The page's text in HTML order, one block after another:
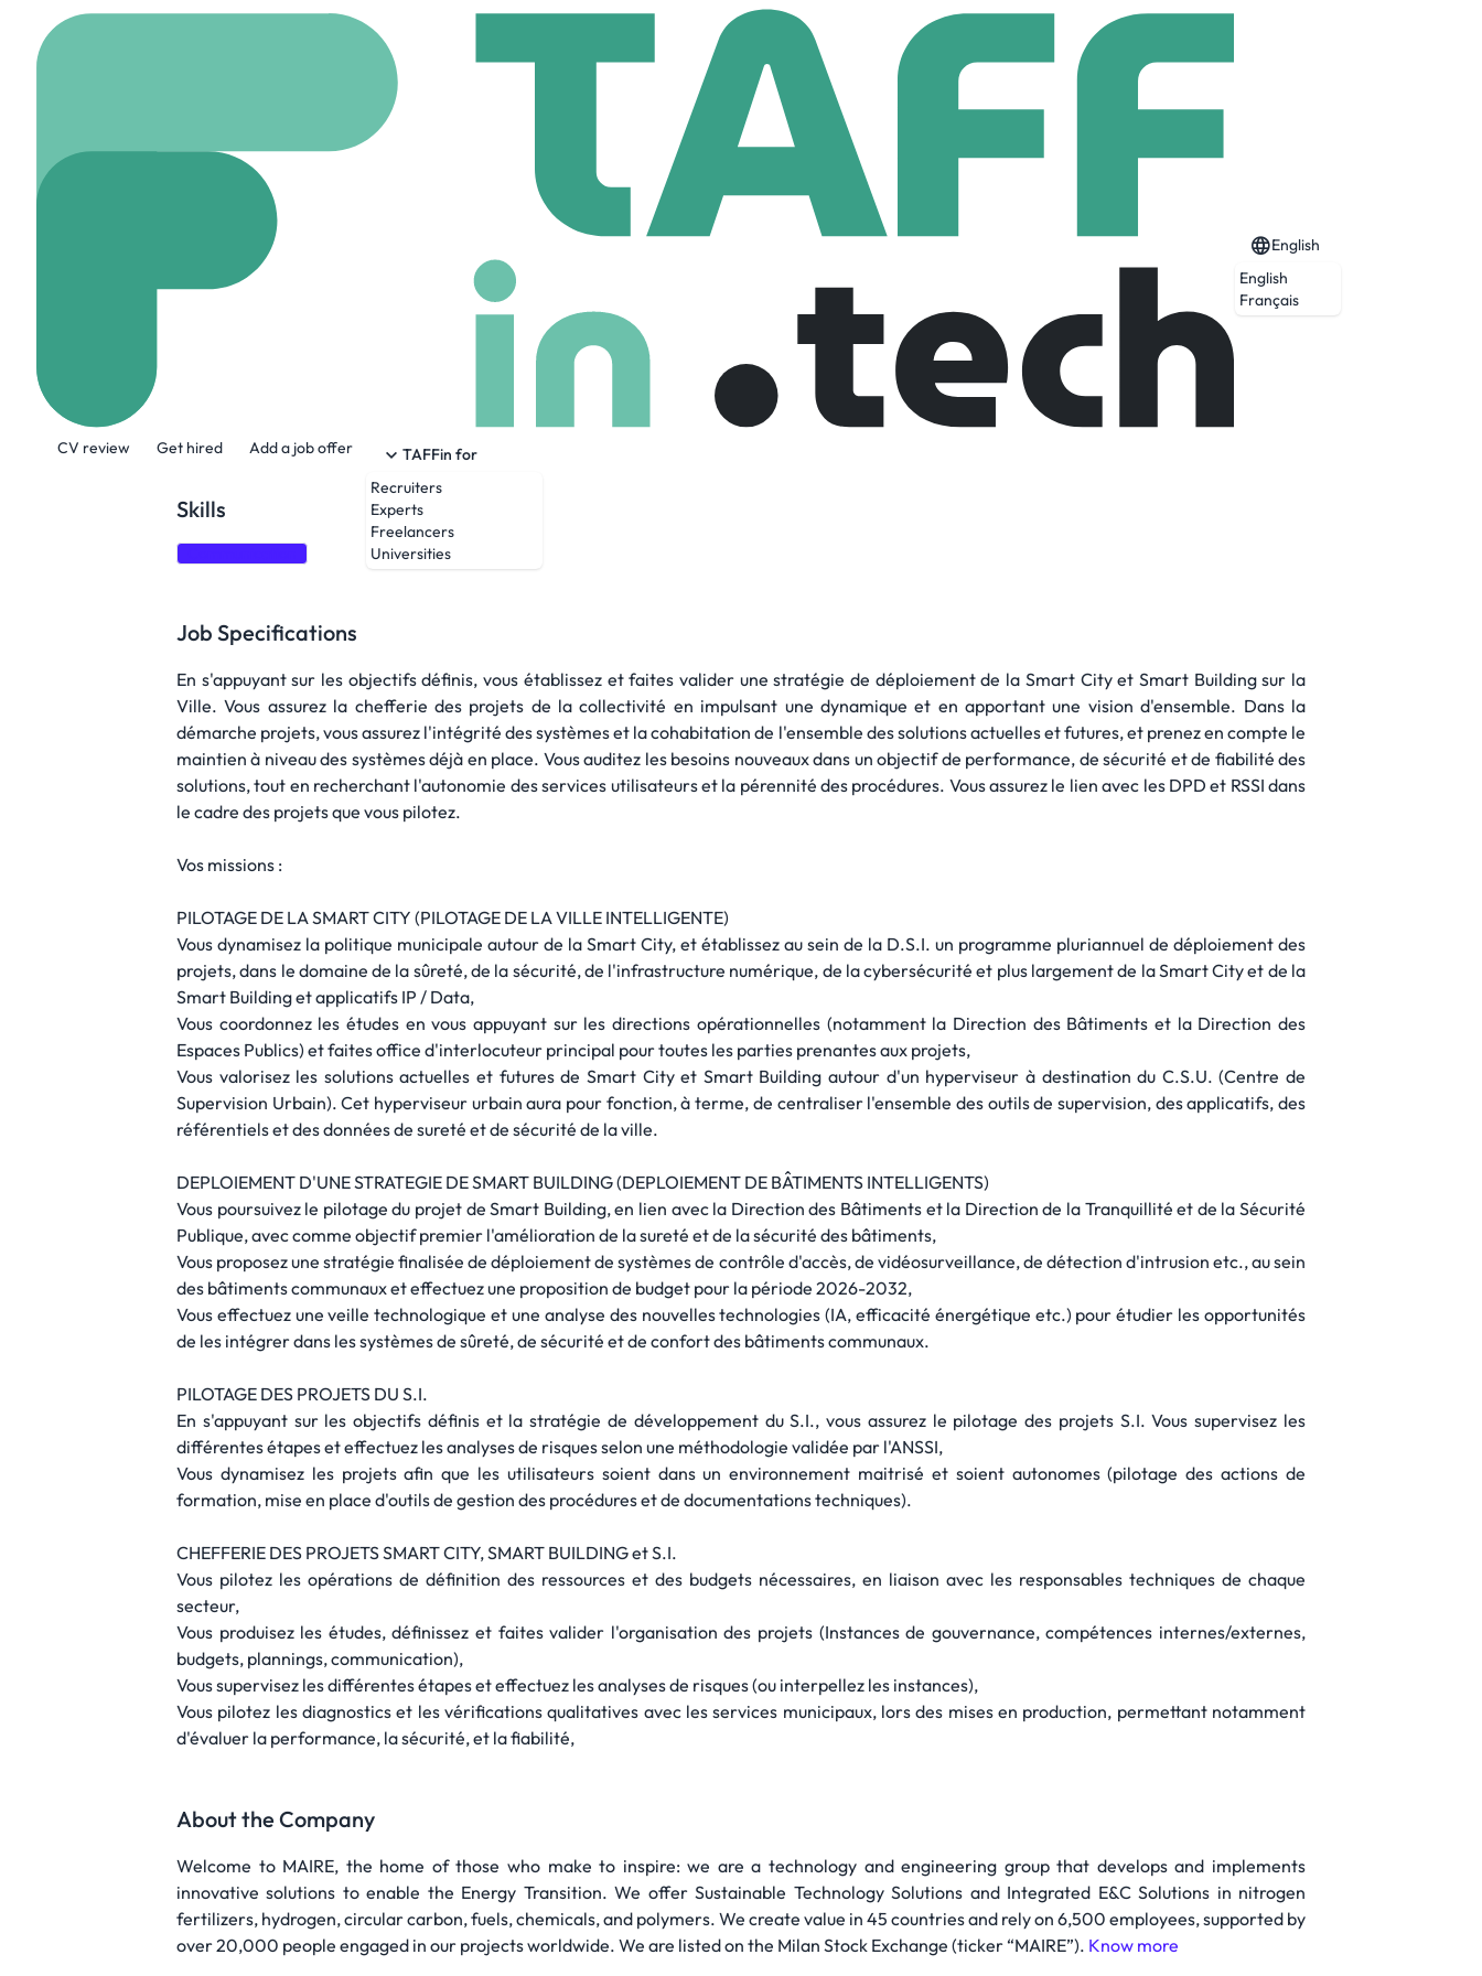
CV review Get hired Add a job offer
TAFFin for
Recruiters
Experts
Freelancers
Universities
English
English
Français
Ingénieur Chef De Projets Smart City Et Smart Building (H/F)
Garges les gonesse, France € 2,800 /month
Skills
Job Specifications
En s'appuyant sur les objectifs définis, vous établissez et faites valider une stratégie de déploiement de la Smart City et Smart Building sur la
Ville. Vous assurez la chefferie des projets de la collectivité en impulsant une dynamique et en apportant une vision d'ensemble. Dans la
démarche projets, vous assurez l'intégrité des systèmes et la cohabitation de l'ensemble des solutions actuelles et futures, et prenez en compte le
maintien à niveau des systèmes déjà en place. Vous auditez les besoins nouveaux dans un objectif de performance, de sécurité et de fiabilité des
solutions, tout en recherchant l'autonomie des services utilisateurs et la pérennité des procédures. Vous assurez le lien avec les DPD et RSSI dans
le cadre des projets que vous pilotez.
Vos missions :
PILOTAGE DE LA SMART CITY (PILOTAGE DE LA VILLE INTELLIGENTE)
Vous dynamisez la politique municipale autour de la Smart City, et établissez au sein de la D.S.I. un programme pluriannuel de déploiement des
projets, dans le domaine de la sûreté, de la sécurité, de l'infrastructure numérique, de la cybersécurité et plus largement de la Smart City et de la
Smart Building et applicatifs IP / Data,
Vous coordonnez les études en vous appuyant sur les directions opérationnelles (notamment la Direction des Bâtiments et la Direction des
Espaces Publics) et faites office d'interlocuteur principal pour toutes les parties prenantes aux projets,
Vous valorisez les solutions actuelles et futures de Smart City et Smart Building autour d'un hyperviseur à destination du C.S.U. (Centre de
Supervision Urbain). Cet hyperviseur urbain aura pour fonction, à terme, de centraliser l'ensemble des outils de supervision, des applicatifs, des
référentiels et des données de sureté et de sécurité de la ville.
DEPLOIEMENT D'UNE STRATEGIE DE SMART BUILDING (DEPLOIEMENT DE BÂTIMENTS INTELLIGENTS)
Vous poursuivez le pilotage du projet de Smart Building, en lien avec la Direction des Bâtiments et la Direction de la Tranquillité et de la Sécurité
Publique, avec comme objectif premier l'amélioration de la sureté et de la sécurité des bâtiments,
Vous proposez une stratégie finalisée de déploiement de systèmes de contrôle d'accès, de vidéosurveillance, de détection d'intrusion etc., au sein
des bâtiments communaux et effectuez une proposition de budget pour la période 2026-2032,
Vous effectuez une veille technologique et une analyse des nouvelles technologies (IA, efficacité énergétique etc.) pour étudier les opportunités
de les intégrer dans les systèmes de sûreté, de sécurité et de confort des bâtiments communaux.
PILOTAGE DES PROJETS DU S.I.
En s'appuyant sur les objectifs définis et la stratégie de développement du S.I., vous assurez le pilotage des projets S.I. Vous supervisez les
différentes étapes et effectuez les analyses de risques selon une méthodologie validée par l'ANSSI,
Vous dynamisez les projets afin que les utilisateurs soient dans un environnement maitrisé et soient autonomes (pilotage des actions de
formation, mise en place d'outils de gestion des procédures et de documentations techniques).
CHEFFERIE DES PROJETS SMART CITY, SMART BUILDING et S.I.
Vous pilotez les opérations de définition des ressources et des budgets nécessaires, en liaison avec les responsables techniques de chaque
secteur,
Vous produisez les études, définissez et faites valider l'organisation des projets (Instances de gouvernance, compétences internes/externes,
budgets, plannings, communication),
Vous supervisez les différentes étapes et effectuez les analyses de risques (ou interpellez les instances),
Vous pilotez les diagnostics et les vérifications qualitatives avec les services municipaux, lors des mises en production, permettant notamment
d'évaluer la performance, la sécurité, et la fiabilité,
About the Company
Welcome to MAIRE, the home of those who make to inspire: we are a technology and engineering group that develops and implements
innovative solutions to enable the Energy Transition. We offer Sustainable Technology Solutions and Integrated E&C Solutions in nitrogen
fertilizers, hydrogen, circular carbon, fuels, chemicals, and polymers. We create value in 45 countries and rely on 6,500 employees, supported by
over 20,000 people engaged in our projects worldwide. We are listed on the Milan Stock Exchange (ticker “MAIRE”). Know more